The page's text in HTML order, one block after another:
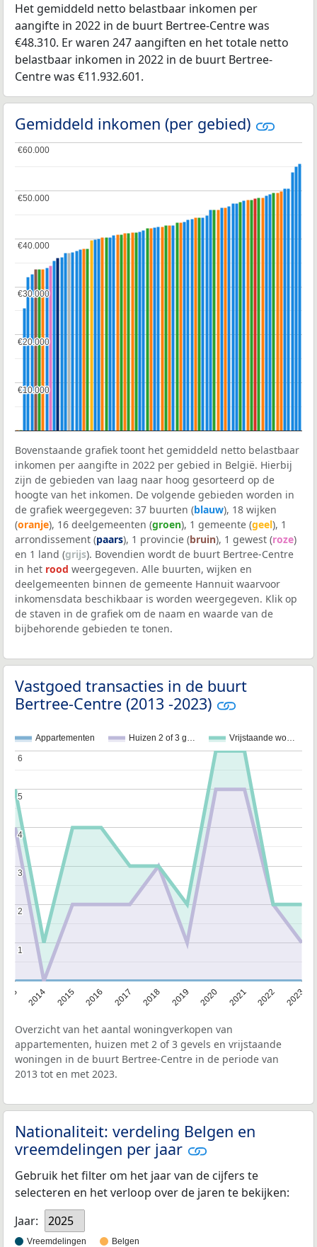
Het gemiddeld netto belastbaar inkomen per
aangifte in 2022 in de buurt Bertree-Centre was
€48.310. Er waren 247 aangiften en het totale netto
belastbaar inkomen in 2022 in de buurt Bertree-
Centre was €11.932.601.
Gemiddeld inkomen (per gebied)
€10.000
€10.000
€20.000
€20.000
€30.000
€30.000
€40.000
€40.000
€50.000
€50.000
€60.000
€60.000
Bovenstaande grafiek toont het gemiddeld netto belastbaar
inkomen per aangifte in 2022 per gebied in België. Hierbij
zijn de gebieden van laag naar hoog gesorteerd op de
hoogte van het inkomen. De volgende gebieden worden in
de grafiek weergegeven: 37 buurten (blauw), 18 wijken
(oranje), 16 deelgemeenten (groen), 1 gemeente (geel), 1
arrondissement (paars), 1 provincie (bruin), 1 gewest (roze)
en 1 land (grijs). Bovendien wordt de buurt Bertree-Centre
in het rood weergegeven. Alle buurten, wijken en
deelgemeenten binnen de gemeente Hannuit waarvoor
inkomensdata beschikbaar is worden weergegeven. Klik op
de staven in de grafiek om de naam en waarde van de
bijbehorende gebieden te tonen.
Vastgoed transacties in de buurt
Bertree-Centre (2013 -2023)
Appartementen Huizen 2 of 3 g… Vrijstaande wo…
2014 2015 2016 2017 2018 2019 2020 2021 2022 2023
11
2
2
3
3
4
4
5
5
6
6
Overzicht van het aantal woningverkopen van
appartementen, huizen met 2 of 3 gevels en vrijstaande
woningen in de buurt Bertree-Centre in de periode van
2013 tot en met 2023.
Nationaliteit: verdeling Belgen en
vreemdelingen per jaar
Gebruik het filter om het jaar van de cijfers te
selecteren en het verloop over de jaren te bekijken:
Jaar:
2025
Vreemdelingen Belgen